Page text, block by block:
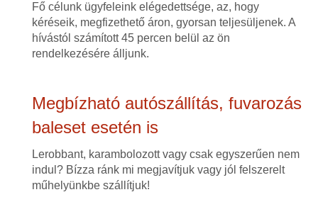
Fő célunk ügyfeleink elégedettsége, az, hogy
kéréseik, megfizethető áron, gyorsan teljesüljenek. A
hívástól számított 45 percen belül az ön
rendelkezésére álljunk.
Megbízható autószállítás, fuvarozás
baleset esetén is
Lerobbant, karambolozott vagy csak egyszerűen nem
indul? Bízza ránk mi megjavítjuk vagy jól felszerelt
műhelyünkbe szállítjuk!